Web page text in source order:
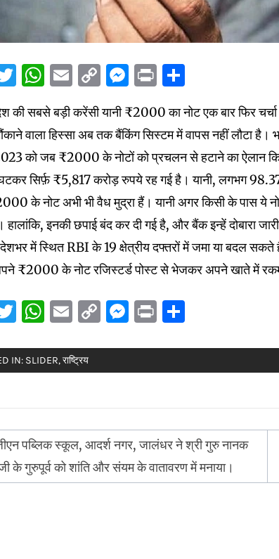
Twitter
WhatsApp
Email
Copy
Link
Messenger
Print
की सबसे बड़ी करेंसी यानी ₹2000 का नोट एक बार फिर
वाला हिस्सा अब तक बैंकिंग सिस्टम में वापस नहीं लौटा
को जब ₹2000 के नोटों को प्रचलन से हटाने का ऐलान
सिर्फ़ ₹5,817 करोड़ रुपये रह गई है। यानी, लगभग
के नोट अभी भी वैध मुद्रा हैं। यानी अगर किसी के पास ये
इनकी छपाई बंद कर दी गई है, और बैंक इन्हें दोबारा
देशभर में स्थित RBI के 19 क्षेत्रीय दफ्तरों में जमा या बदल
₹2000 के नोट रजिस्टर्ड पोस्ट से भेजकर अपने खाते में
Twitter
WhatsApp
Email
CopyMessenger
Print
IN: SLIDER,राष्ट्रिय
पब्लिक स्कूल, आदर्श नगर, जालंधर ने श्री गुरु नानक
के गुरुपूर्व को शांति और संयम के वातावरण में मनाया।